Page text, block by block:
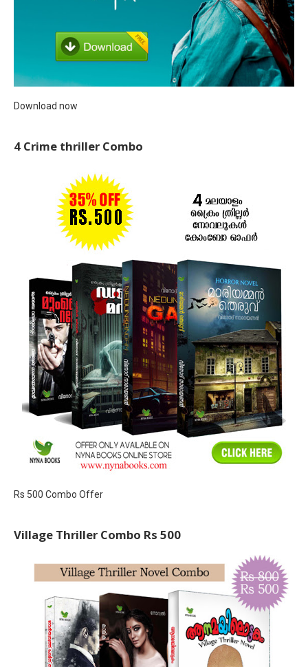
Download now
4 Crime thriller Combo
Rs 500 Combo Offer
Village Thriller Combo Rs 500